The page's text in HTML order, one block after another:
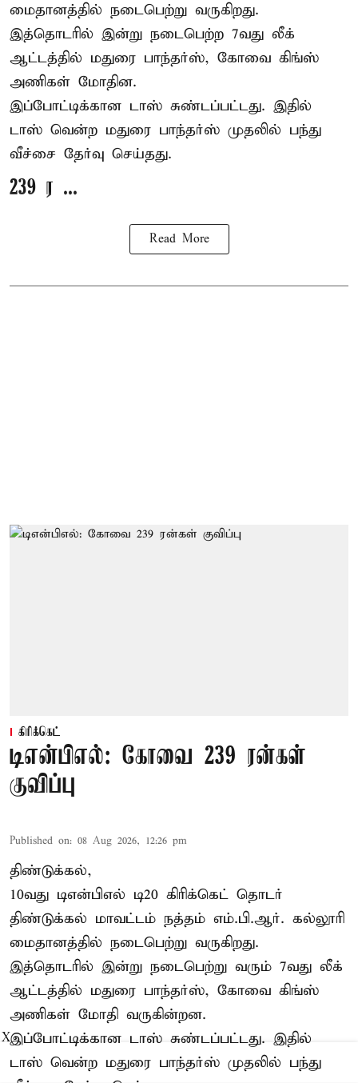
மைதானத்தில் நடைபெற்று வருகிறது.
இத்தொடரில் இன்று நடைபெற்ற 7வது லீக்
ஆட்டத்தில் மதுரை பாந்தர்ஸ், கோவை கிங்ஸ்
அணிகள் மோதின.
இப்போட்டிக்கான டாஸ் சுண்டப்பட்டது. இதில்
டாஸ் வென்ற மதுரை பாந்தர்ஸ் முதலில் பந்து
வீச்சை தேர்வு செய்தது.
239 ர ...
Read More
கிரிக்கெட்
டிஎன்பிஎல்: கோவை 239 ரன்கள்
குவிப்பு
Published on: 08 Aug 2026, 12:26 pm
திண்டுக்கல்,
10வது டிஎன்பிஎல் டி20 கிரிக்கெட் தொடர்
திண்டுக்கல் மாவட்டம் நத்தம் எம்.பி.ஆர். கல்லூரி
மைதானத்தில் நடைபெற்று வருகிறது.
இத்தொடரில் இன்று நடைபெற்று வரும் 7வது லீக்
ஆட்டத்தில் மதுரை பாந்தர்ஸ், கோவை கிங்ஸ்
அணிகள் மோதி வருகின்றன.
இப்போட்டிக்கான டாஸ் சுண்டப்பட்டது. இதில்
டாஸ் வென்ற மதுரை பாந்தர்ஸ் முதலில் பந்து
X